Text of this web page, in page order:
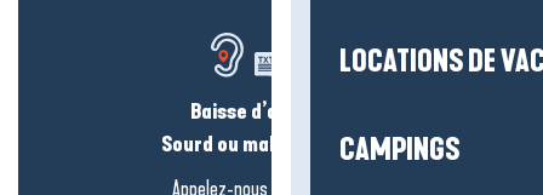
LOCATIONS DE
CAMPINGS
Baisse d’audition ?
Sourd ou malentendant ?
Appelez-nous en